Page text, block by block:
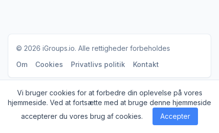
© 2026 iGroups.io. Alle rettigheder forbeholdes
Om
Cookies Privatlivs politik Kontakt
Vi bruger cookies for at forbedre din oplevelse på vores
hjemmeside. Ved at fortsætte med at bruge denne hjemmeside
accepterer du vores brug af cookies.
Accepter